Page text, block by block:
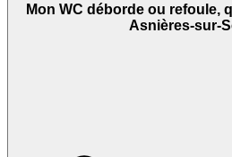
Mon WC déborde ou refoule,
Asnières-sur-